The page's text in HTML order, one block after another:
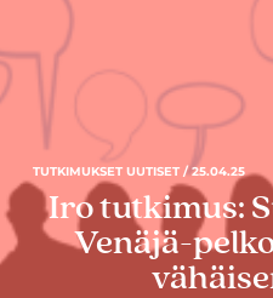
TUTKIMUKSET UUTISET / 25.04.25
Iro tutkimus:
Venäjä-